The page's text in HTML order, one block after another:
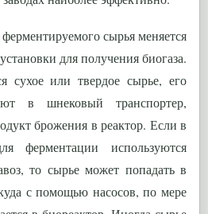
сырья меняется
для получения биогаза.
сухое или твердое сырье, его
в шнековый транспортер,
брожения в реактор. Если в
ферментации используются
то сырье может попадать в
с помощью насосов, по мере